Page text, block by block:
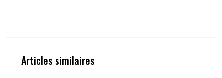
Articles similaires